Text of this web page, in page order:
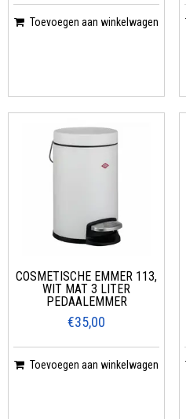
Toevoegen aan winkelwagen
COSMETISCHE EMMER 113,
WIT MAT 3 LITER
PEDAALEMMER
€35,00
Toevoegen aan winkelwagen